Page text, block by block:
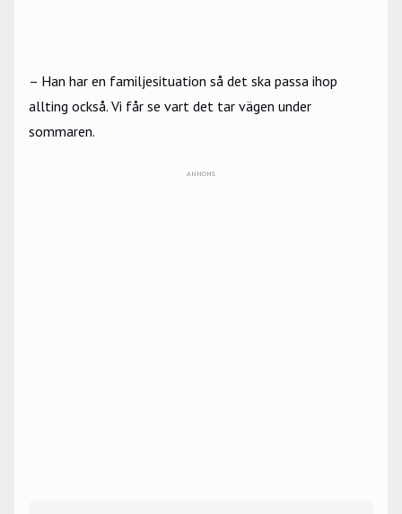
– Han har en familjesituation så det ska passa ihop
allting också. Vi får se vart det tar vägen under
sommaren.